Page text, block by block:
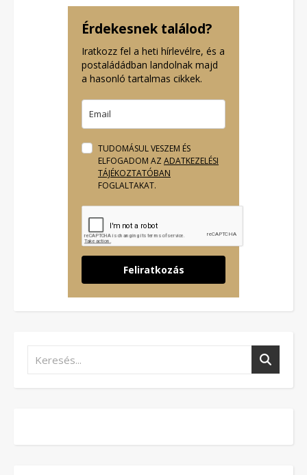
Érdekesnek találod?
Iratkozz fel a heti hírlevélre, és a
postaládádban landolnak majd
a hasonló tartalmas cikkek.
TUDOMÁSUL VESZEM ÉS
ELFOGADOM AZ ADATKEZELÉSI
TÁJÉKOZTATÓBAN
FOGLALTAKAT.
Feliratkozás